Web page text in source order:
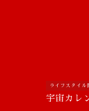
ライフスタイル
宇宙カレ